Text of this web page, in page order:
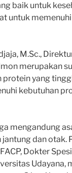
baik untuk
untuk
M.Sc.,
merupakan
protein yang
kebutuhan
mengandung
dan otak.
Dokter
Udayana,